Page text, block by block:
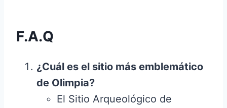
F.A.Q
¿Cuál es el sitio más emblemático
de Olimpia?
El Sitio Arqueológico de